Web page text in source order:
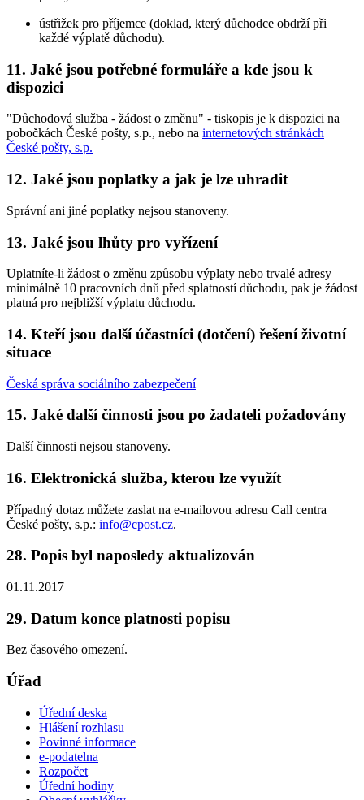
ústřižek pro příjemce (doklad, který důchodce obdrží při
každé výplatě důchodu).
11. Jaké jsou potřebné formuláře a kde jsou k
dispozici
"Důchodová služba - žádost o změnu" - tiskopis je k dispozici na
pobočkách České pošty, s.p., nebo na internetových stránkách
České pošty, s.p.
12. Jaké jsou poplatky a jak je lze uhradit
Správní ani jiné poplatky nejsou stanoveny.
13. Jaké jsou lhůty pro vyřízení
Uplatníte-li žádost o změnu způsobu výplaty nebo trvalé adresy
minimálně 10 pracovních dnů před splatností důchodu, pak je žádost
platná pro nejbližší výplatu důchodu.
14. Kteří jsou další účastníci (dotčení) řešení životní
situace
Česká správa sociálního zabezpečení
15. Jaké další činnosti jsou po žadateli požadovány
Další činnosti nejsou stanoveny.
16. Elektronická služba, kterou lze využít
Případný dotaz můžete zaslat na e-mailovou adresu Call centra
České pošty, s.p.: info@cpost.cz.
28. Popis byl naposledy aktualizován
01.11.2017
29. Datum konce platnosti popisu
Bez časového omezení.
Úřad
Úřední deska
Hlášení rozhlasu
Povinné informace
e-podatelna
Rozpočet
Úřední hodiny